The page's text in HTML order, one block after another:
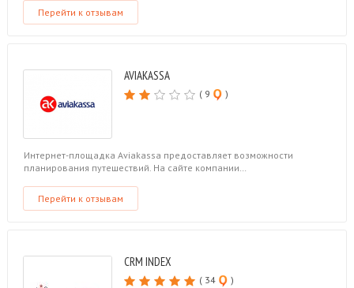
Перейти к отзывам
AVIAKASSA
( 9 )
Интернет-площадка Aviakassa предоставляет возможности
планирования путешествий. На сайте компании…
Перейти к отзывам
CRM INDEX
( 34 )